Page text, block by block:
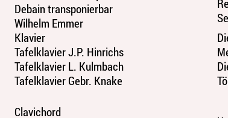
Debain transponierbar
Wilhelm Emmer
Klavier
Tafelklavier J.P. Hinrichs
Tafelklavier L. Kulmbach
Tafelklavier Gebr. Knake
Clavichord